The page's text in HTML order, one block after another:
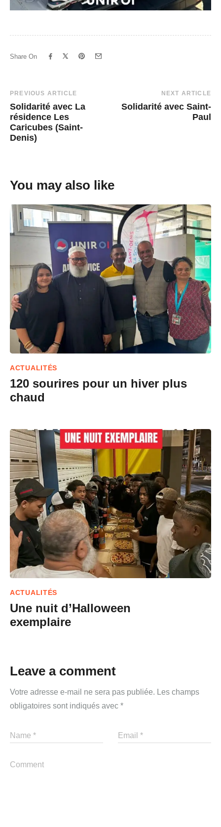
Share On
Post
Navigation
PREVIOUS ARTICLE
Solidarité avec La
résidence Les
Caricubes (Saint-
Denis)
NEXT ARTICLE
Solidarité avec Saint-
Paul
You may also like
ACTUALITÉS
120 sourires pour un hiver plus
chaud
ACTUALITÉS
Une nuit d’Halloween
exemplaire
Leave a comment
Votre adresse e-mail ne sera pas publiée. Les champs
obligatoires sont indiqués avec *